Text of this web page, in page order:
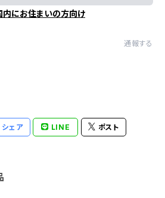
内にお住まいの方向け
通報する
シェア LINE ポスト